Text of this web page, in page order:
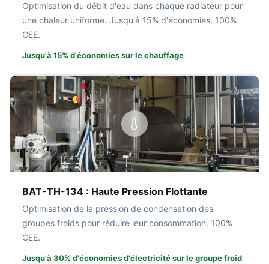
Optimisation du débit d'eau dans chaque radiateur pour
une chaleur uniforme. Jusqu'à 15% d'économies, 100%
CEE.
Jusqu'à 15% d'économies sur le chauffage
BAT-TH-134 : Haute Pression Flottante
Optimisation de la pression de condensation des
groupes froids pour réduire leur consommation. 100%
CEE.
Jusqu'à 30% d'économies d'électricité sur le groupe froid